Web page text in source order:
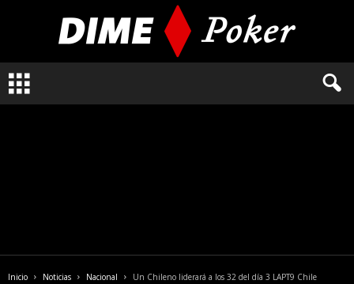
q
t
Inicio Noticias Nacional
Un Chileno liderará a los 32 del día 3 LAPT9 Chile